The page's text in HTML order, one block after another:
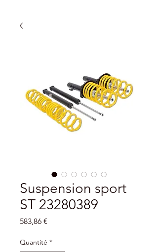
Suspension sport
ST 23280389
583,86 €
Quantité *